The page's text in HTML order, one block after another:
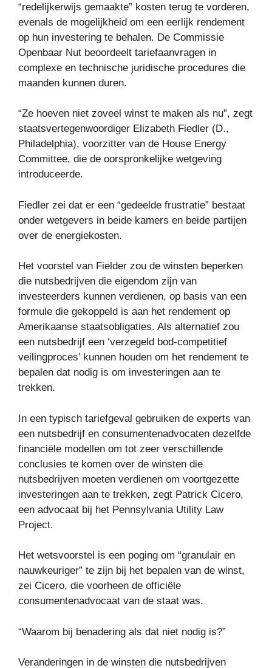
“redelijkerwijs gemaakte” kosten terug te vorderen,
evenals de mogelijkheid om een ​​eerlijk rendement
op hun investering te behalen. De Commissie
Openbaar Nut beoordeelt tariefaanvragen in
complexe en technische juridische procedures die
maanden kunnen duren.
“Ze hoeven niet zoveel winst te maken als nu”, zegt
staatsvertegenwoordiger Elizabeth Fiedler (D.,
Philadelphia), voorzitter van de House Energy
Committee, die de oorspronkelijke wetgeving
introduceerde.
Fiedler zei dat er een “gedeelde frustratie” bestaat
onder wetgevers in beide kamers en beide partijen
over de energiekosten.
Het voorstel van Fielder zou de winsten beperken
die nutsbedrijven die eigendom zijn van
investeerders kunnen verdienen, op basis van een
formule die gekoppeld is aan het rendement op
Amerikaanse staatsobligaties. Als alternatief zou
een nutsbedrijf een ‘verzegeld bod-competitief
veilingproces’ kunnen houden om het rendement te
bepalen dat nodig is om investeringen aan te
trekken.
In een typisch tariefgeval gebruiken de experts van
een nutsbedrijf en consumentenadvocaten dezelfde
financiële modellen om tot zeer verschillende
conclusies te komen over de winsten die
nutsbedrijven moeten verdienen om voortgezette
investeringen aan te trekken, zegt Patrick Cicero,
een advocaat bij het Pennsylvania Utility Law
Project.
Het wetsvoorstel is een poging om “granulair en
nauwkeuriger” te zijn bij het bepalen van de winst,
zei Cicero, die voorheen de officiële
consumentenadvocaat van de staat was.
“Waarom bij benadering als dat niet nodig is?”
Veranderingen in de winsten die nutsbedrijven